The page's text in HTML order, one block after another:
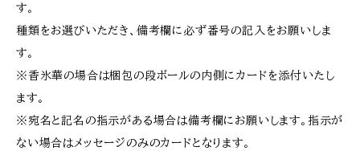
す。
種類をお選びいただき、備考欄に必ず番号の記入をお願いしま
す。
※香氷華の場合は梱包の段ボールの内側にカードを添付いたし
ます。
※宛名と記名の指示がある場合は備考欄にお願いします。指示が
ない場合はメッセージのみのカードとなります。